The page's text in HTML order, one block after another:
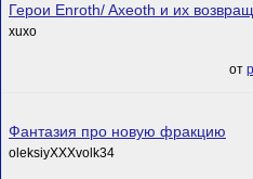
Герои Enroth/ Axeoth и их
xuxo
от
Фантазия про новую фракцию
oleksiyXXXvolk34